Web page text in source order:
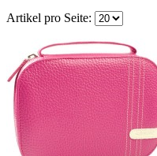
Artikel pro Seite: